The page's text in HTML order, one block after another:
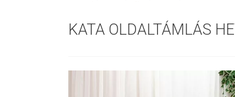
KATA OLDALTÁMLÁS